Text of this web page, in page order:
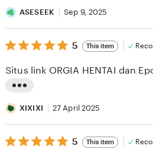
i
s
t
n
r
e
v
ASESEEK Sep 9, 2025
5
out
5
stars
5 This item
i
s
t
Situs link ORGIA HENTAI dan
XIXIXI 27 April 2025
5
out
5 This item